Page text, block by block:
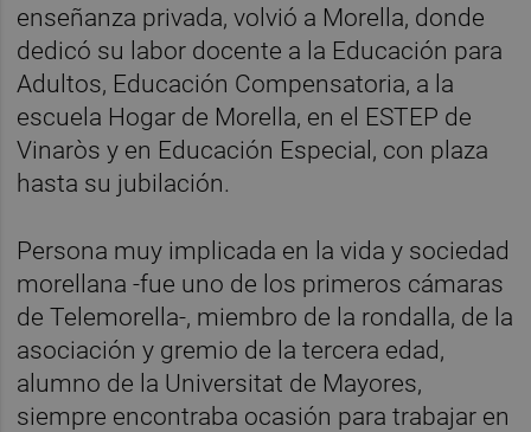
enseñanza privada, volvió a Morella, donde
dedicó su labor docente a la Educación para
Adultos, Educación Compensatoria, a la
escuela Hogar de Morella, en el ESTEP de
Vinaròs y en Educación Especial, con plaza
hasta su jubilación.
Persona muy implicada en la vida y sociedad
morellana -fue uno de los primeros cámaras
de Telemorella-, miembro de la rondalla, de la
asociación y gremio de la tercera edad,
alumno de la Universitat de Mayores,
siempre encontraba ocasión para trabajar en